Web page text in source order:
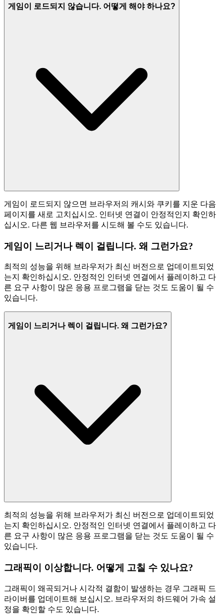
게임이 로드되지 않습니다. 어떻게 해야 하나요?
게임이 로드되지 않으면 브라우저의 캐시와 쿠키를 지운 다음
페이지를 새로 고치십시오. 인터넷 연결이 안정적인지 확인하
십시오. 다른 웹 브라우저를 시도해 볼 수도 있습니다.
게임이 느리거나 렉이 걸립니다. 왜 그런가요?
최적의 성능을 위해 브라우저가 최신 버전으로 업데이트되었
는지 확인하십시오. 안정적인 인터넷 연결에서 플레이하고 다
른 요구 사항이 많은 응용 프로그램을 닫는 것도 도움이 될 수
있습니다.
게임이 느리거나 렉이 걸립니다. 왜 그런가요?
최적의 성능을 위해 브라우저가 최신 버전으로 업데이트되었
는지 확인하십시오. 안정적인 인터넷 연결에서 플레이하고 다
른 요구 사항이 많은 응용 프로그램을 닫는 것도 도움이 될 수
있습니다.
그래픽이 이상합니다. 어떻게 고칠 수 있나요?
그래픽이 왜곡되거나 시각적 결함이 발생하는 경우 그래픽 드
라이버를 업데이트해 보십시오. 브라우저의 하드웨어 가속 설
정을 확인할 수도 있습니다.